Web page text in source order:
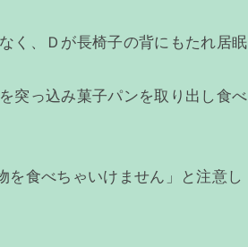
く、Ｄが長椅子の背にもたれ居眠
突っ込み菓子パンを取り出し食べ
を食べちゃいけません」と注意し